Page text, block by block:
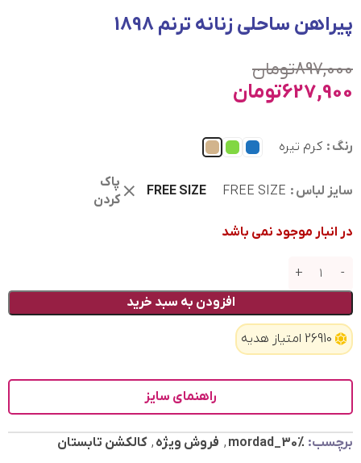
پیراهن ساحلی زنانه ترنم 1898
897,000تومان
627,900تومان
رنگ کرم تیره
سایز لباس FREE SIZE
FREE SIZE
پاک
کردن
در انبار موجود نمی باشد
افزودن به سبد خرید
26910 امتیاز هدیه
راهنمای سایز
برچسب: mordad_30%
, فروش ویژه , کالکشن تابستان